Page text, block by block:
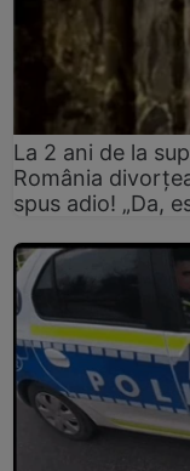
La 2 ani de la
România
spus adio! „Da,